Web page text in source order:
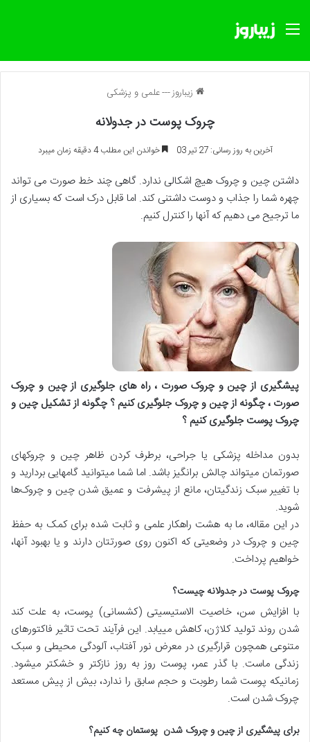
منو
زیباروز---علمی و پزشکی
چروک پوست در جدولانه
آخرین به روز رسانی: 27 تیر 03 خواندن این مطلب 4 دقیقه زمان میبرد
داشتن چین و چروک هیچ اشکالی ندارد. گاهی چند خط صورت می تواند
چهره شما را جذاب و دوست داشتنی کند. اما قابل درک است که بسیاری از
ما ترجیح می دهیم که آن‎ها را کنترل کنیم.
پیشگیری از چین و چروک صورت ، راه های جلوگیری از چین و چروک
صورت ، چگونه از چین و چروک جلوگیری کنیم ؟ چگونه از تشکیل چین و
چروک پوست جلوگیری کنیم ؟
بدون مداخله پزشکی یا جراحی، برطرف کردن ظاهر چین و چروک‎های
صورتمان می‎تواند چالش برانگیز باشد. اما شما می‎توانید گام‎هایی بردارید و
با تغییر سبک زندگی‎تان، مانع از پیشرفت و عمیق شدن چین و چروک‌‎ها
شوید.
در این مقاله، ما به هشت راهکار علمی و ثابت شده برای کمک به حفظ
چین و چروک در وضعیتی که اکنون روی صورتتان دارند و یا بهبود آن‎ها،
خواهیم پرداخت.
چروک پوست در جدولانه چیست؟
با افزایش سن، خاصیت الاستیسیتی (کشسانی) پوست، به علت کند
شدن روند تولید کلاژن، کاهش می‎یابد. این فرآیند تحت تاثیر فاکتورهای
متنوعی همچون قرارگیری در معرض نور آفتاب، آلودگی محیطی و سبک
زندگی ماست. با گذر عمر، پوست روز به روز نازک‎تر و خشک‎تر می‎شود.
زمانی‎که پوست شما رطوبت و حجم سابق را ندارد، بیش از پیش مستعد
چروک شدن است.
برای پیشگیری از چین و چروک شدن پوستمان چه کنیم؟